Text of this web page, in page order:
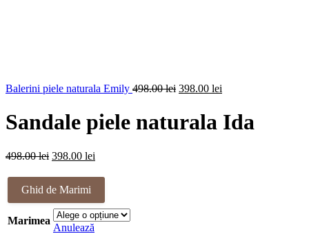
Balerini piele naturala Emily 498.00lei Prețul
fost:
398.00 lei
este:
398.00 lei.
Sandale piele naturala Ida
498.00lei Prețul
a
fost:
498.00 lei.
398.00 lei
este:
Ghid de Marimi
Marimea
Anulează